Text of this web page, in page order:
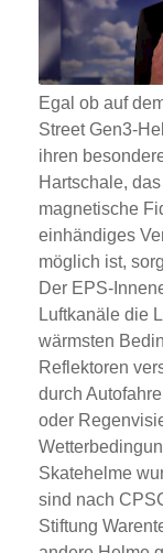
Egal ob auf
Street Gen3-
ihren
Hartschale,
magnetische
einhändiges
möglich ist,
Der EPS-
Luftkanäle die
wärmsten
Reflektoren
durch
oder
Skatehelme
sind nach
Stiftung